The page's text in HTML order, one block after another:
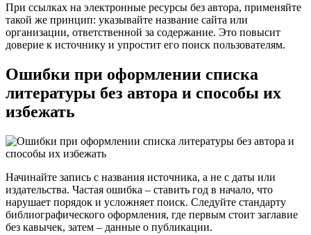
При ссылках на электронные ресурсы без автора, применяйте
такой же принцип: указывайте название сайта или
организации, ответственной за содержание. Это повысит
доверие к источнику и упростит его поиск пользователям.
Ошибки при оформлении списка
литературы без автора и способы их
избежать
Начинайте запись с названия источника, а не с даты или
издательства. Частая ошибка – ставить год в начало, что
нарушает порядок и усложняет поиск. Следуйте стандарту
библиографического оформления, где первым стоит заглавие
без кавычек, затем – данные о публикации.